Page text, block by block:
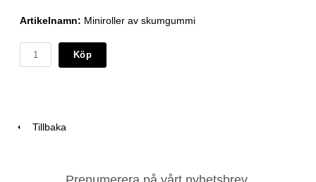
Artikelnamn: Miniroller av skumgummi
Köp
Tillbaka